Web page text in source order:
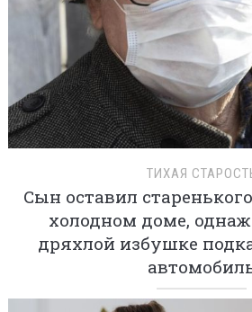
ТИХАЯ
Сын оставил
холодном доме,
дряхлой избушке